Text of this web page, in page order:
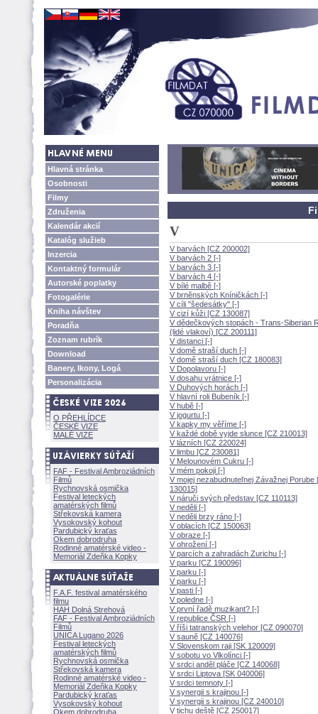
Hlavná stránka
Osobnosti
Filmy
Združenia
Kalendár akcií
Katalóg služieb
Inzercia
Kontaktný formulár
Autorské poplatky
Fotogalérie
Kniha návštev
Poradňa
Zoznam rubrík
Download
Banery, Ikony, Log
Personalizácia
O PŘEHLÍDCE
ČESKÉ VIZE
MALÉ VIZE
FAF - Festival Ambroziádních
Filmů
Rychnovská osmička
Festival leteckých
amatérských filmů
Střekovská kamera
Vysokovský kohout
Pardubický kraťas
Okem dobrodruha
Rodinné amatérské video -
Memoriál Zdeňka Kopky
F.A.F. festival amatérského
filmu
HAH Dolná Strehov
FAF - Festival Ambroziádních
Filmů
UNICA Lugano 2026
Festival leteckých
amatérských filmů
Rychnovská osmička
Střekovská kamera
Rodinné amatérské video -
Memoriál Zdeňka Kopky
Pardubický kraťas
Vysokovský kohout
Okem dobrodruha
V
V barvách [CZ 200002]
V barvách 2 [-]
V barvách 3 [-]
V barvách 4 [-]
V bílé malbě [-]
V brněnských Kníničkách [-]
V cíli "šedesátky" [-]
V cizí kůži [CZ 130087]
V dědečkových stopách - Trans-Siberian
(lidé vlakoví) [CZ 200111]
V distanci [-]
V domě straší duch [-]
V domě straší duch [CZ 180083]
V Dopolavoru [-]
V dosahu vrátnice [-]
V Duhových horách [-]
V hlavní roli Bubeník [-]
V hubě [-]
V jogurtu [-]
V kapky my věříme [-]
V každé době vyjde slunce [CZ 210013]
V lázních [CZ 220024]
V limbu [CZ 230081]
V Melounovém Cukru [-]
V mém pokoji [-]
V mojej nezabudnuteľnej Závažnej Porube
130015]
V náruči svých představ [CZ 110113]
V neděli [-]
V neděli brzy ráno [-]
V oblacích [CZ 150063]
V obraze [-]
V ohrožení [-]
V parcích a zahradách Zurichu [-]
V parku [CZ 190096]
V parku [-]
V parku [-]
V pasti [-]
V poledne [-]
V první řadě muzikant? [-]
V republice ČSR [-]
V říši tatranských velehor [CZ 090070]
V sauně [CZ 140076]
V Slovenskom raji [SK 120009]
V sobotu vo Vlkolínci [-]
V srdci anděl pláče [CZ 140068]
V srdci Liptova [SK 040006]
V srdci temnoty [-]
V synergii s krajinou [-]
V synergii s krajinou [CZ 240010]
V tichu deště [CZ 250017]